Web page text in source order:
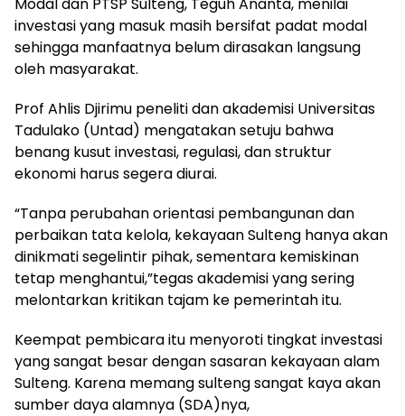
investasi yang masuk masih bersifat padat modal
sehingga manfaatnya belum dirasakan langsung
oleh masyarakat.
Prof Ahlis Djirimu peneliti dan akademisi Universitas
Tadulako (Untad) mengatakan setuju bahwa
benang kusut investasi, regulasi, dan struktur
ekonomi harus segera diurai.
“Tanpa perubahan orientasi pembangunan dan
perbaikan tata kelola, kekayaan Sulteng hanya akan
dinikmati segelintir pihak, sementara kemiskinan
tetap menghantui,”tegas akademisi yang sering
melontarkan kritikan tajam ke pemerintah itu.
Keempat pembicara itu menyoroti tingkat investasi
yang sangat besar dengan sasaran kekayaan alam
Sulteng. Karena memang sulteng sangat kaya akan
sumber daya alamnya (SDA)nya,